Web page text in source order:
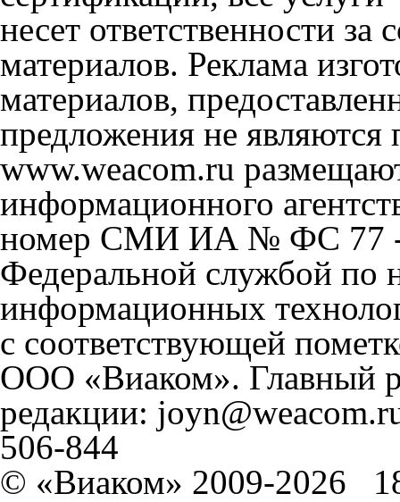
несет ответственности
материалов. Реклама
материалов,
предложения не
www.weacom.ru
информационного
номер СМИ ИА № ФС 77 -
Федеральной службой по
информационных
с соответствующей
ООО «Виаком». Главный
редакции:
506-844
© «Виаком» 2009-2026